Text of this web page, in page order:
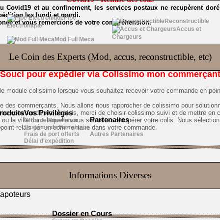
Pipe
Electronique
Mod Full Meca
Reconstructible
Accus et
Chargeurs
Le Coin des Experts (Mod, accus, reconstructible, etc)
Vos Privilèges
Offre de Bienvenue
Système de Parrainage
Frais de port offerts
Délai d'expédition
Partenaires
Autres Partenaires
Informations Diverses
Dossier en Cours
Covid19 et au confinement, les services postaux ne recupèrent
les lundi et mardi.
et vous remercions de votre compréhension.
Souci pour expédier via Colissimo mon commerçant
module colissimo lorsque vous souhaitez recevoir votre commande en
des commerçants. Nous allons nous rapprocher de colissimo pour
commande via ce biais, merci de choisir colissimo suivi et de mettre en
la ville dans laquelle vous souhaitez récupérer votre colis. Nous
relais par un commentaire dans votre commande.
année 2018!